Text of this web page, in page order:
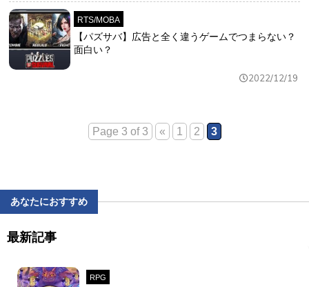
RTS/MOBA
【パズサバ】広告と全く違うゲームでつまらない？
面白い？
2022/12/19
Page 3 of 3 « 1 2 3
あなたにおすすめ
最新記事
RPG